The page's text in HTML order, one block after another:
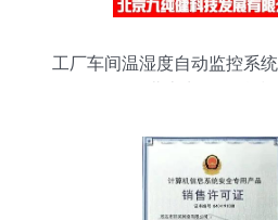
工厂车间温湿度自动监控系